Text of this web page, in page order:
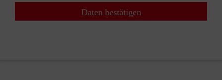
Daten bestätigen